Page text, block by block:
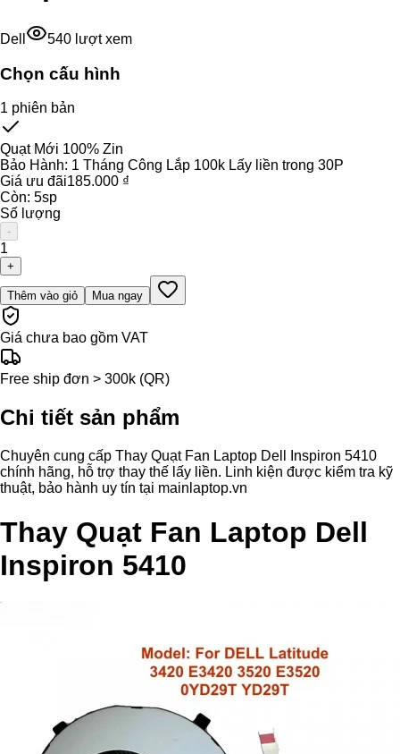
Dell 540 lượt xem
Chọn cấu hình
1 phiên bản
Quạt Mới 100% Zin
Bảo Hành: 1 Tháng Công Lắp 100k Lấy liền trong 30P
Giá ưu đãi185.000 ₫
Còn: 5sp
Số lượng
-
1
+
Thêm vào giỏ Mua ngay
Giá chưa bao gồm VAT
Free ship đơn > 300k (QR)
Chi tiết sản phẩm
Chuyên cung cấp Thay Quạt Fan Laptop Dell Inspiron 5410
chính hãng, hỗ trợ thay thế lấy liền. Linh kiện được kiểm tra kỹ
thuật, bảo hành uy tín tại mainlaptop.vn
Thay Quạt Fan Laptop Dell
Inspiron 5410